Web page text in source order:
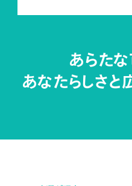
あらたな
あなたらしさと